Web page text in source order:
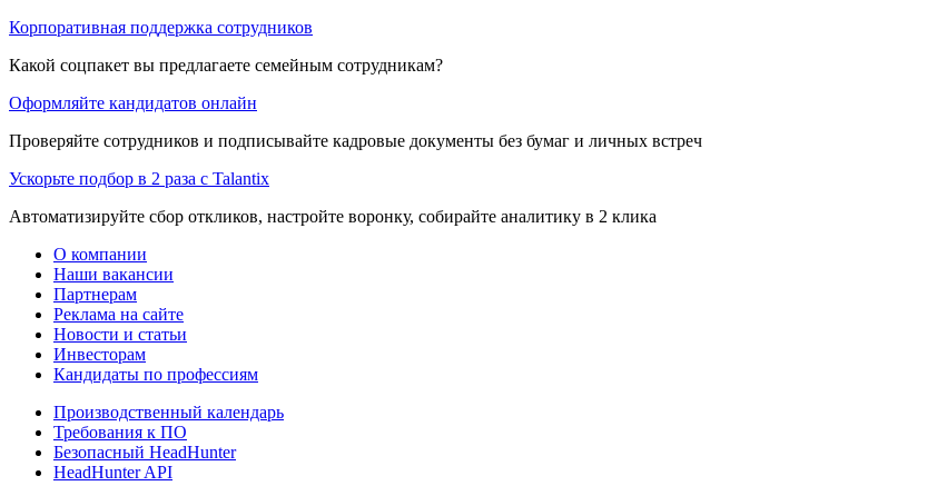
Корпоративная поддержка сотрудников
Какой соцпакет вы предлагаете семейным сотрудникам?
Оформляйте кандидатов онлайн
Проверяйте сотрудников и подписывайте кадровые документы без бумаг и личных встреч
Ускорьте подбор в 2 раза с Talantix
Автоматизируйте сбор откликов, настройте воронку, собирайте аналитику в 2 клика
О компании
Наши вакансии
Партнерам
Реклама на сайте
Новости и статьи
Инвесторам
Кандидаты по профессиям
Производственный календарь
Требования к ПО
Безопасный HeadHunter
HeadHunter API